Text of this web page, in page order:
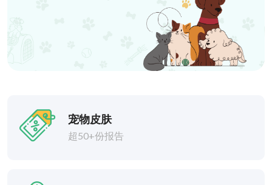
宠物皮肤
超50+份报告